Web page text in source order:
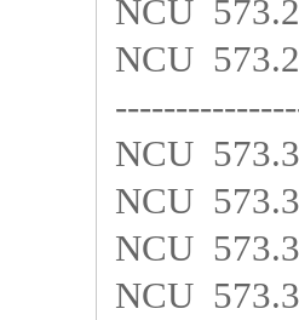
NCU
NCU
NCU
NCU
NCU
NCU